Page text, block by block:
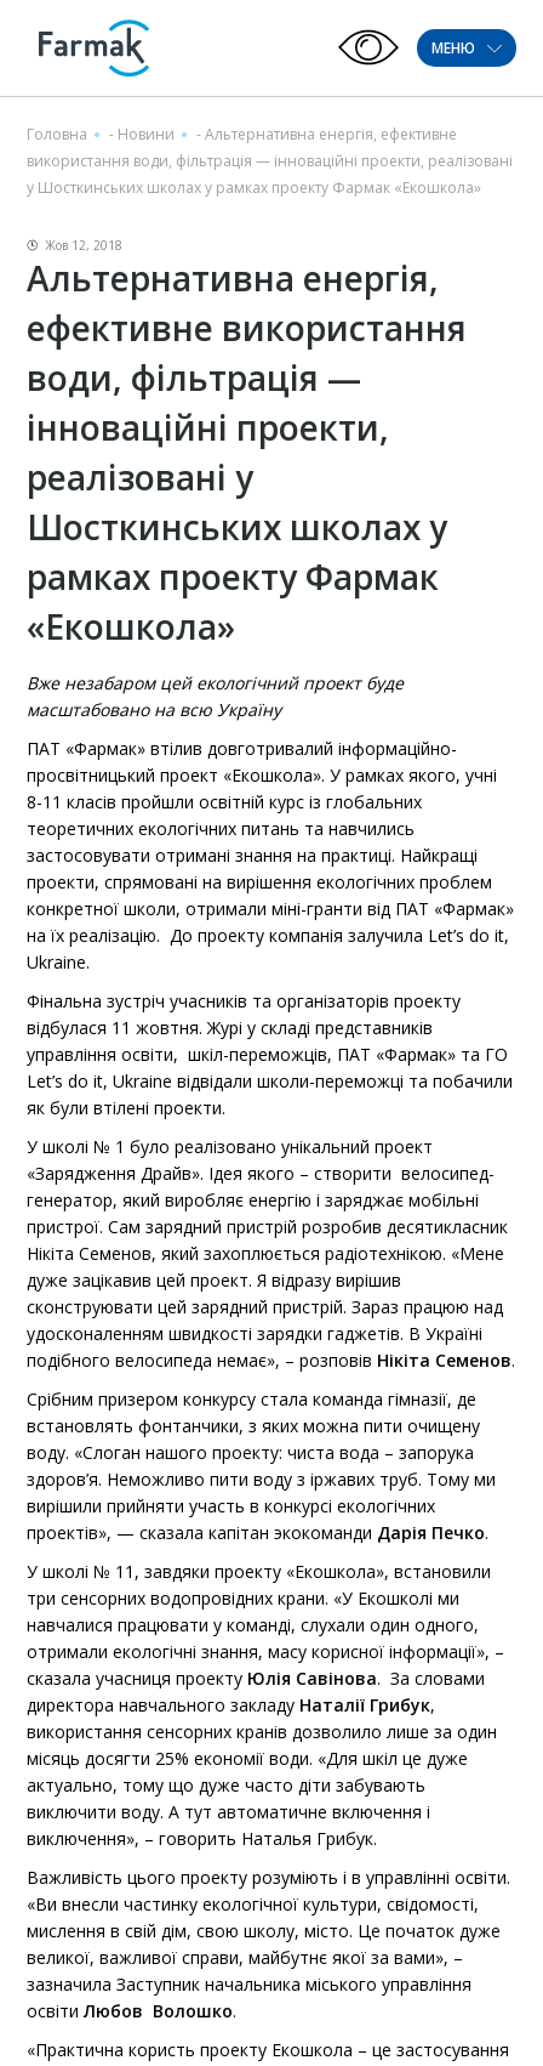
МЕНЮ
Головна - Новини -Альтернативна енергія, ефективне
використання води, фільтрація — інноваційні проекти, реалізовані
у Шосткинських школах у рамках проекту Фармак «Екошкола»
Жов 12, 2018
Альтернативна енергія,
ефективне використання
води, фільтрація —
інноваційні проекти,
реалізовані у
Шосткинських школах у
рамках проекту Фармак
«Екошкола»
Вже незабаром цей екологічний проект буде
масштабовано на всю Україну
ПАТ «Фармак» втілив довготривалий інформаційно-
просвітницький проект «Екошкола». У рамках якого, учні
8-11 класів пройшли освітній курс із глобальних
теоретичних екологічних питань та навчились
застосовувати отримані знання на практиці. Найкращі
проекти, спрямовані на вирішення екологічних проблем
конкретної школи, отримали міні-гранти від ПАТ «Фармак»
на їх реалізацію. До проекту компанія залучила Let’s do it,
Ukraine.
Фінальна зустріч учасників та організаторів проекту
відбулася 11 жовтня. Журі у складі представників
управління освіти, шкіл-переможців, ПАТ «Фармак» та ГО
Let’s do it, Ukraine відвідали школи-переможці та побачили
як були втілені проекти.
У школі № 1 було реалізовано унікальний проект
«Зарядження Драйв». Ідея якого – створити велосипед-
генератор, який виробляє енергію і заряджає мобільні
пристрої. Сам зарядний пристрій розробив десятикласник
Нікіта Семенов, який захоплюється радіотехнікою. «Мене
дуже зацікавив цей проект. Я відразу вирішив
сконструювати цей зарядний пристрій. Зараз працюю над
удосконаленням швидкості зарядки гаджетів. В Україні
подібного велосипеда немає», – розповів Нікіта Семенов.
Срібним призером конкурсу стала команда гімназії, де
встановлять фонтанчики, з яких можна пити очищену
воду. «Слоган нашого проекту: чиста вода – запорука
здоров’я. Неможливо пити воду з іржавих труб. Тому ми
вирішили прийняти участь в конкурсі екологічних
проектів», — сказала капітан экокоманди Дарія Печко.
У школі № 11, завдяки проекту «Екошкола», встановили
три сенсорних водопровідних крани. «У Екошколі ми
навчалися працювати у команді, слухали один одного,
отримали екологічні знання, масу корисної інформації», –
сказала учасниця проекту Юлія Савінова. За словами
директора навчального закладу Наталії Грибук,
використання сенсорних кранів дозволило лише за один
місяць досягти 25% економії води. «Для шкіл це дуже
актуально, тому що дуже часто діти забувають
виключити воду. А тут автоматичне включення і
виключення», – говорить Наталья Грибук.
Важливість цього проекту розуміють і в управлінні освіти.
«Ви внесли частинку екологічної культури, свідомості,
мислення в свій дім, свою школу, місто. Це початок дуже
великої, важливої справи, майбутнє якої за вами», –
зазначила Заступник начальника міського управління
освітиЛюбов Волошко.
«Практична користь проекту Екошкола – це застосування